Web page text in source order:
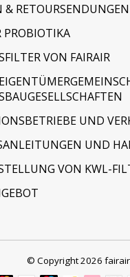
& RETOURSENDUNGEN
PROBIOTIKA
VON FAIRAIR
UND
UND
VON KWL-
© Copyright 2026 fairair